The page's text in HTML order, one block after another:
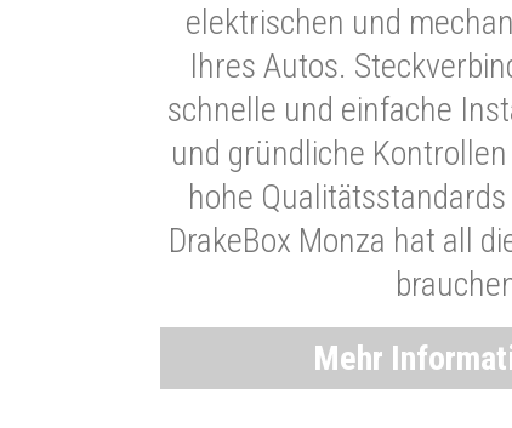
elektrischen und
Ihres Autos.
schnelle und einfache
und gründliche
hohe
DrakeBox Monza hat all
Mehr